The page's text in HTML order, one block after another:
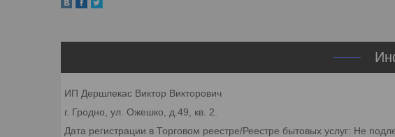
ИП Дершлекас Виктор Викторович
г. Гродно, ул. Ожешко, д.49, кв. 2.
Дата регистрации в Торговом реестре/Реестре бытовых услуг: Не